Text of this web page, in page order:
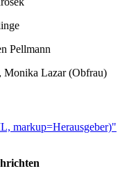
Pellmann
Monika Lazar (Obfrau)
markup=Herausgeber)"